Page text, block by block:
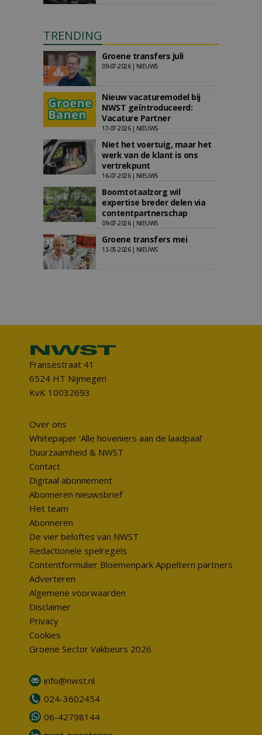
TRENDING
Groene transfers juli
09-07-2026 | NIEUWS
Nieuw vacaturemodel bij
NWST geïntroduceerd:
Vacature Partner
17-07-2026 | NIEUWS
Niet het voertuig, maar het
werk van de klant is ons
vertrekpunt
16-07-2026 | NIEUWS
Boomtotaalzorg wil
expertise breder delen via
contentpartnerschap
09-07-2026 | NIEUWS
Groene transfers mei
13-05-2026 | NIEUWS
Fransestraat 41
6524 HT Nijmegen
KvK 10032693
Over ons
Whitepaper 'Alle hoveniers aan de laadpaal'
Duurzaamheid & NWST
Contact
Digitaal abonnement
Abonneren nieuwsbrief
Het team
Abonneren
De vier beloftes van NWST
Redactionele spelregels
Contentformulier Bloemenpark Appeltern partners
Adverteren
Algemene voorwaarden
Disclaimer
Privacy
Cookies
Groene Sector Vakbeurs 2026
info@nwst.nl
024-3602454
06-42798144